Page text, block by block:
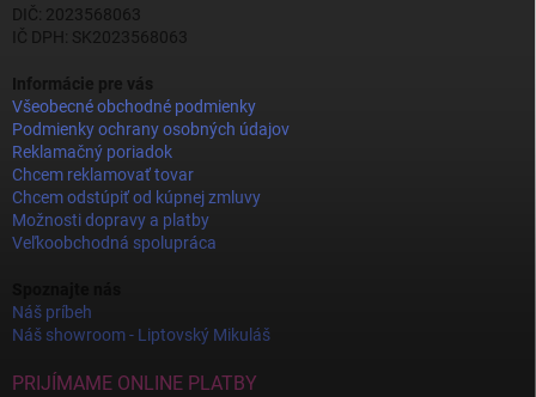
DIČ: 2023568063
IČ DPH: SK2023568063
Informácie pre vás
Všeobecné obchodné podmienky
Podmienky ochrany osobných údajov
Reklamačný poriadok
Chcem reklamovať tovar
Chcem odstúpiť od kúpnej zmluvy
Možnosti dopravy a platby
Veľkoobchodná spolupráca
Náš príbeh
Náš showroom - Liptovský Mikuláš
PRIJÍMAME ONLINE PLATBY